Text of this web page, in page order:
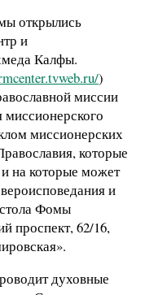
открылись
и
Калфы.
)
миссии
миссионерских
которые
на которые может
и
Фомы
проспект, 62/16,
духовные